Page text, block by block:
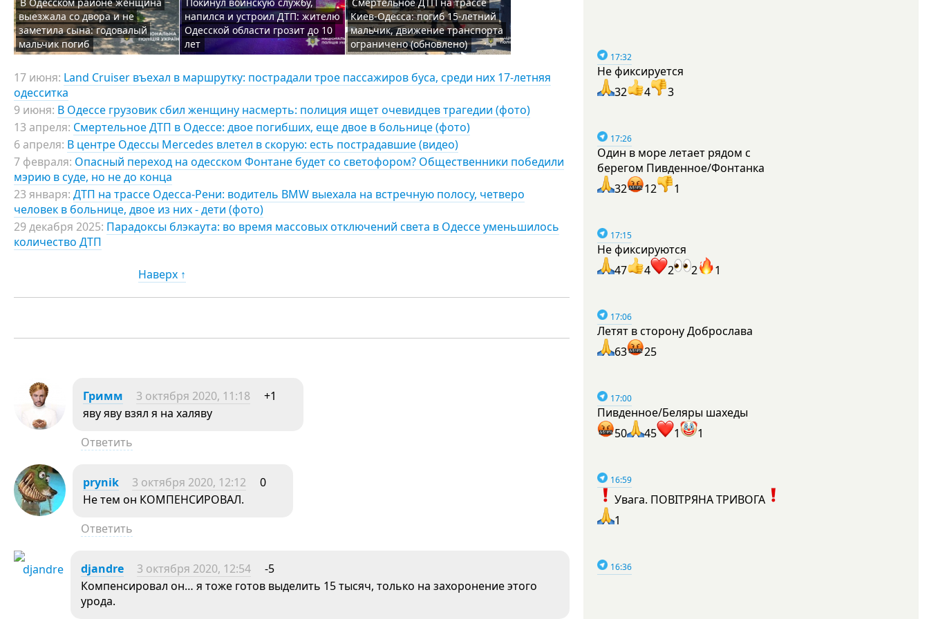
выезжала со двора и не
заметила сына: годовалый
мальчик погиб
напился и устроил ДТП: жителю
Одесской области грозит до 10
лет
Киев-Одесса: погиб 15-летний
мальчик, движение транспорта
ограничено (обновлено)
17 июня: Land Cruiser въехал в маршрутку: пострадали трое пассажиров буса, среди них 17-летняя
одесситка
9 июня: В Одессе грузовик сбил женщину насмерть: полиция ищет очевидцев трагедии (фото)
13 апреля: Смертельное ДТП в Одессе: двое погибших, еще двое в больнице (фото)
6 апреля: В центре Одессы Mercedes влетел в скорую: есть пострадавшие (видео)
7 февраля: Опасный переход на одесском Фонтане будет со светофором? Общественники победили
мэрию в суде, но не до конца
23 января: ДТП на трассе Одесса-Рени: водитель BMW выехала на встречную полосу, четверо
человек в больнице, двое из них - дети (фото)
29 декабря 2025: Парадоксы блэкаута: во время массовых отключений света в Одессе уменьшилось
количество ДТП
Наверх ↑
Гримм 3 октября 2020, 11:18
+1
яву яву взял я на халяву
Ответить
prynik 3 октября 2020, 12:12
0
Не тем он КОМПЕНСИРОВАЛ.
Ответить
djandre 3 октября 2020, 12:54
-5
Компенсировал он… я тоже готов выделить 15 тысяч, только на захоронение этого
урода.
17:32
Не фиксируется
32
4 3
17:26
Один в море летает рядом с
берегом Пивденное/Фонтанка
32
12 1
17:15
Не фиксируются
47
4 2 2 1
17:06
Летят в сторону Доброслава
63
25
17:00
Пивденное/Беляры шахеды
50
45 1 1
16:59
Увага. ПОВІТРЯНА ТРИВОГА
1
16:36